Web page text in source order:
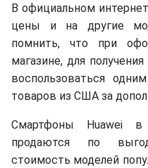
В официальном
цены и на другие
помнить, что при
магазине, для
воспользоваться
товаров из США за
Смартфоны Huawei в
продаются по
стоимость моделей